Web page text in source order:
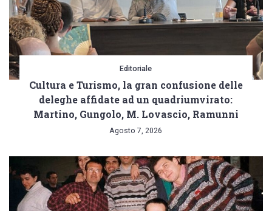
Editoriale
Cultura e Turismo, la gran confusione delle
deleghe affidate ad un quadriumvirato:
Martino, Gungolo, M. Lovascio, Ramunni
Agosto 7, 2026